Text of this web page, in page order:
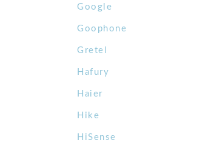
Google
Goophone
Gretel
Hafury
Haier
Hike
HiSense